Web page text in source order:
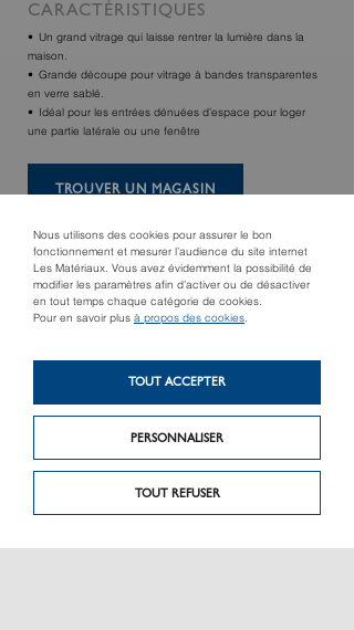
Nous utilisons des cookies pour assurer le bon
fonctionnement et mesurer l’audience du site internet
Les Matériaux. Vous avez évidemment la possibilité de
modifier les paramètres afin d’activer ou de désactiver
en tout temps chaque catégorie de cookies.
Pour en savoir plus à propos des cookies.
TOUT REFUSER
PERSONNALISER
TOUT ACCEPTER
CARACTÉRISTIQUES
Un grand vitrage qui laisse rentrer la lumière dans la
maison.
Grande découpe pour vitrage à bandes transparentes
en verre sablé.
Idéal pour les entrées dénuées d’espace pour loger
une partie latérale ou une fenêtre
TROUVER UN MAGASIN
Produit précédent
878
Arti